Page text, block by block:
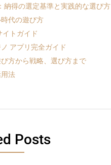
納得の選定基準と実践的な選び方
代の遊び方
トガイド
アプリ完全ガイド
方から戦略、選び方まで
法
Posts